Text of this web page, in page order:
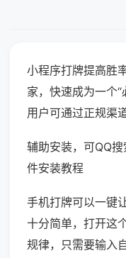
小程序打牌提高胜
家，快速成为一个
用户可通过正规渠
辅助安装，可QQ
件安装教程
手机打牌可以一键
十分简单，打开这
规律，只需要输入